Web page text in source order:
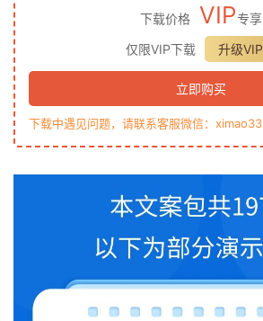
下载价格 VIP专享
仅限VIP下载
升级VIP
立即购买
下载中遇见问题，请联系客服微信：ximao33